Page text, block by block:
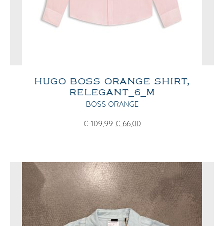
HUGO BOSS ORANGE SHIRT,
RELEGANT_6_M
BOSS ORANGE
€ 109,99 € 66,00